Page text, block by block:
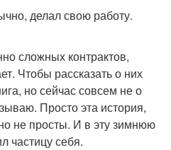
делал свою работу.
сложных контрактов,
Чтобы рассказать о них
но сейчас совсем не о
Просто эта история,
не просты. И в эту зимнюю
частицу себя.